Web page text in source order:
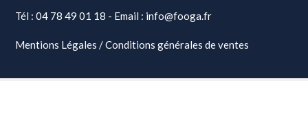
Tél : 04 78 49 01 18 - Email : info@fooga.fr
Mentions Légales /Conditions générales de ventes